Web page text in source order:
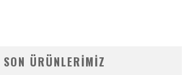
SON ÜRÜNLERIMIZ